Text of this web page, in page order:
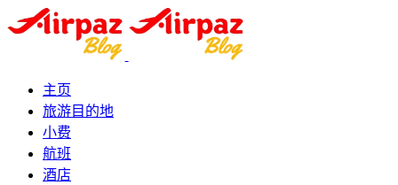
主页
旅游目的地
小费
航班
酒店